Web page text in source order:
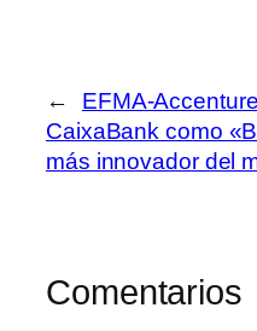
←
EFMA-
CaixaBank como
más innovador del
Comentarios